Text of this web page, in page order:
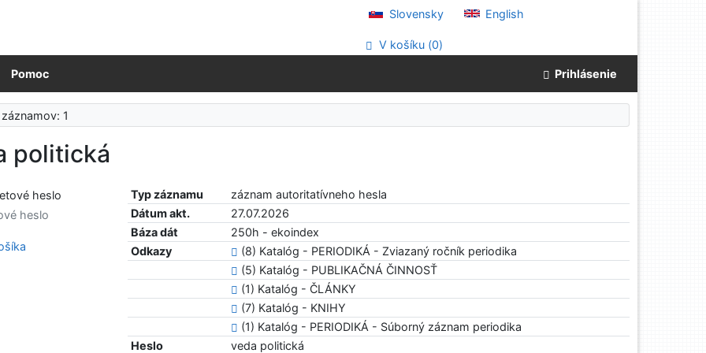
Slovensky English
V košíku (0)
Pomoc Prihlásenie
1
politická
Typ záznamu
záznam autoritatívneho hesla
Dátum akt.
27.07.2026
Báza dát
250h - ekoindex
Odkazy
(8) Katalóg - PERIODIKÁ - Zviazaný ročník periodika
(5) Katalóg - PUBLIKAČNÁ ČINNOSŤ
(1) Katalóg - ČLÁNKY
(7) Katalóg - KNIHY
(1) Katalóg - PERIODIKÁ - Súborný záznam periodika
Heslo
veda politická
heslo